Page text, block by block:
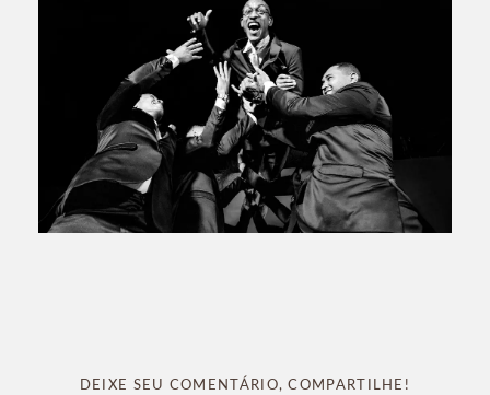
DEIXE SEU COMENTÁRIO, COMPARTILHE!